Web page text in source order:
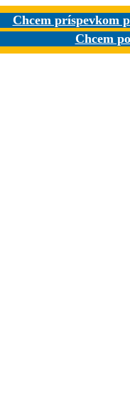
Chcem príspevkom
Chcem